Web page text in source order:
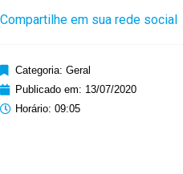
Compartilhe em sua rede social
Categoria: Geral
Publicado em: 13/07/2020
Horário: 09:05